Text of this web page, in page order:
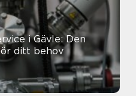
i Gävle: Den
ditt behov